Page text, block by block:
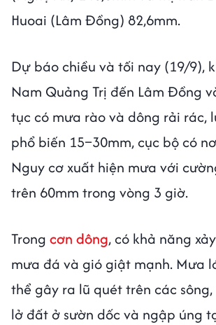
Huoai (Lâm Đồng) 82,6mm.
Dự báo chiều và tối nay (19/9),
Nam Quảng Trị đến Lâm Đồng
tục có mưa rào và dông rải rác,
phổ biến 15–30mm, cục bộ có
Nguy cơ xuất hiện mưa với
trên 60mm trong vòng 3 giờ.
Trong cơn dông, có khả năng
mưa đá và gió giật mạnh. Mưa
thể gây ra lũ quét trên các sông,
lở đất ở sườn dốc và ngập úng